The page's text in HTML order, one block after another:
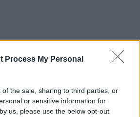
Process My Personal
of the sale, sharing to third parties, or
or sensitive information for
us, please use the below opt-out
55,5 εκατ. ευρώ ο λογαριασμός
ν. Κατσέλη